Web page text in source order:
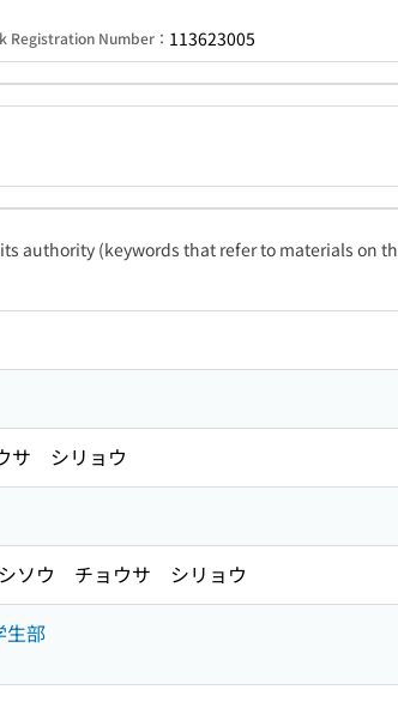
Registration Number： 113623005
authority (keywords that refer to materials on
サ シリョウ
シソウ チョウサ シリョウ
生部